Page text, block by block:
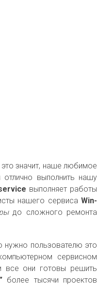
значит, наше любимое
выполнить нашу
выполняет работы
нашего сервиса Win-
до сложного ремонта
нужно пользователю это
сервисном
все они готовы решить
более тысячи проектов